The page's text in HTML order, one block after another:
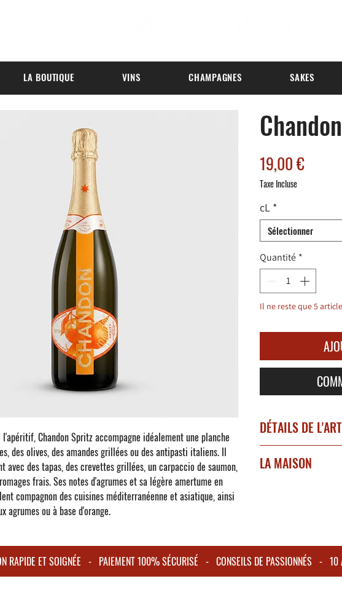
LA BOUTIQUE VINS CHAMPAGNES SAKES
l'apéritif,Chandon Spritzaccompagne idéalement une planche
des olives, des amandes grillées ou des antipasti italiens. Il
avec des tapas, des crevettes grillées, un carpaccio de saumon,
frais. Ses notes d'agrumes et sa légère amertume en
compagnon des cuisines méditerranéenne et asiatique, ainsi
agrumes ou à base d'orange.
19,00 €Prix
Taxe Incluse
cL *
Sélectionner
Quantité *
Il ne reste que 5
DÉTAILS DE
Degré d'alcool : 11,5%
Finale : Longue,
LA MAISON
Andes,Chandon Spritz
un vin effervescent
d'écorces d'orange,
RAPIDE ET SOIGNÉE - PAIEMENT 100% SÉCURISÉ - CONSEILS DE PASSIONNÉS - 10